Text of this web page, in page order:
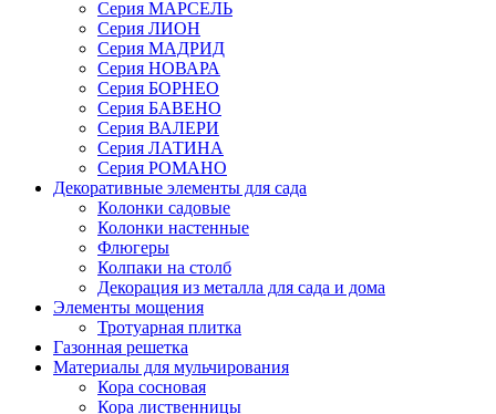
Серия МАРСЕЛЬ
Серия ЛИОН
Серия МАДРИД
Серия НОВАРА
Серия БОРНЕО
Серия БАВЕНО
Серия ВАЛЕРИ
Серия ЛАТИНА
Серия РОМАНО
Декоративные элементы для сада
Колонки садовые
Колонки настенные
Флюгеры
Колпаки на столб
Декорация из металла для сада и дома
Элементы мощения
Тротуарная плитка
Газонная решетка
Материалы для мульчирования
Кора сосновая
Кора лиственницы